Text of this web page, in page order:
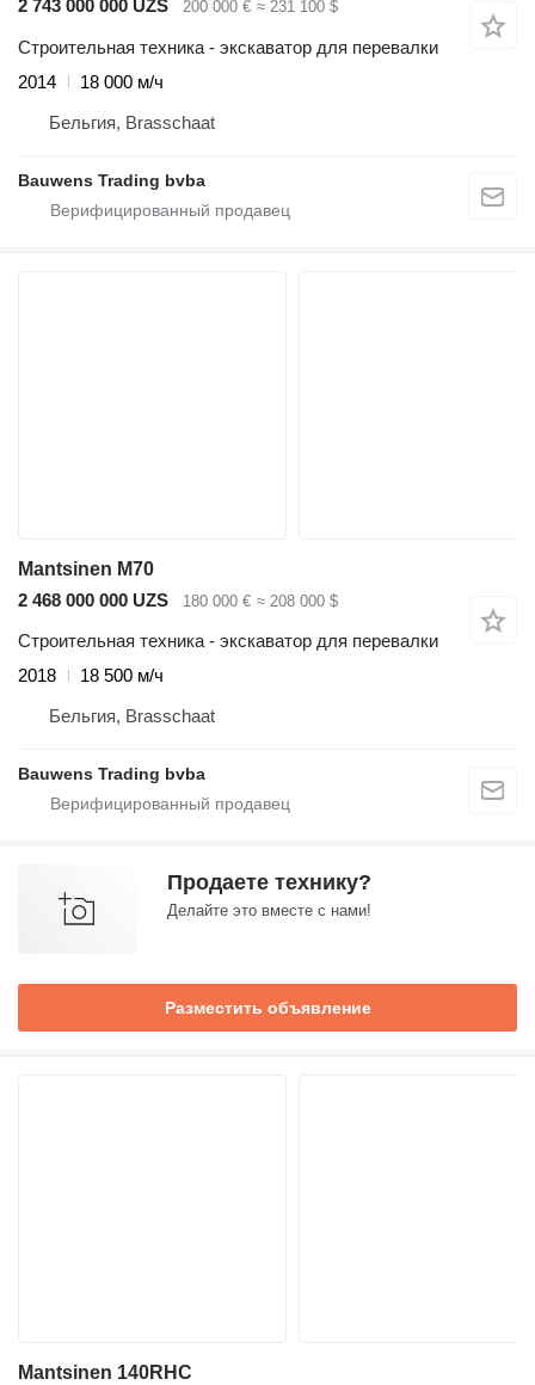
2 743 000 000 UZS
200 000 € ≈ 231 100 $
Строительная техника - экскаватор для перевалки
2014
18 000 м/ч
Бельгия, Brasschaat
Bauwens Trading bvba
Mantsinen M70
2 468 000 000 UZS
180 000 € ≈ 208 000 $
Строительная техника - экскаватор для перевалки
2018
18 500 м/ч
Бельгия, Brasschaat
Bauwens Trading bvba
Продаете технику?
Делайте это вместе с нами!
Разместить объявление
Mantsinen 140RHC